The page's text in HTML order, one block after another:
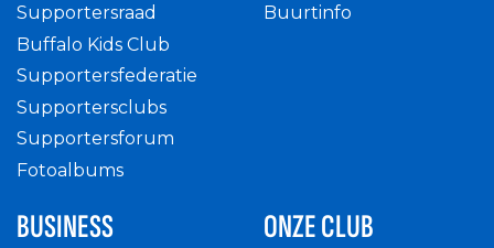
Supportersraad
Buffalo Kids Club
Supportersfederatie
Supportersclubs
Supportersforum
Fotoalbums
Buurtinfo
BUSINESS ONZE CLUB